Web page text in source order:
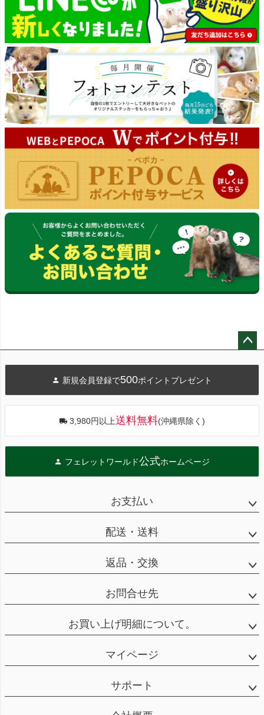
へ
新規会員登録で500ポイントプレゼント
3,980円以上送料無料(沖縄県除く)
フェレットワールド公式ホームページ
お支払い
配送・送料
返品・交換
お問合せ先
お買い上げ明細について。
マイページ
サポート